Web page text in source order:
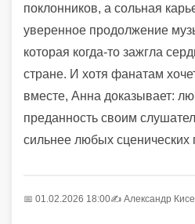
поклонников, а сольная
уверенное продолжение
которая когда-то зажгла
стране. И хотя фанатам
вместе, Анна доказывает:
преданность своим
сильнее любых сценических
📅 01.02.2026 18:00✍️ Александр